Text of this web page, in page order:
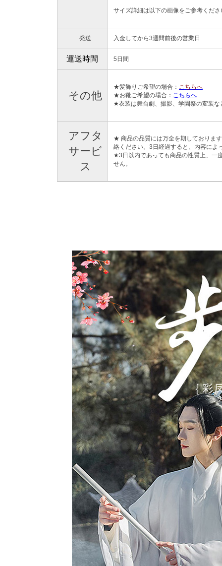
サイズ詳細は以下の画像をご参考くださ
発送 入金してから3週間前後の営業日
運送時間 5日間
その他
★髪飾りご希望の場合： こちらへ
★お靴ご希望の場合： こちらへ
★衣装は舞台劇、撮影、学園祭の変装な
アフタ
サービ
ス
★ 商品の品質には万全を期しておりま
絡ください。3日経過すると、内容によ
★3日以内であっても商品の性質上、一
せん。